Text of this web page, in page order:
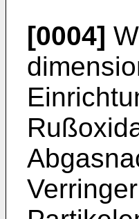
[0004]